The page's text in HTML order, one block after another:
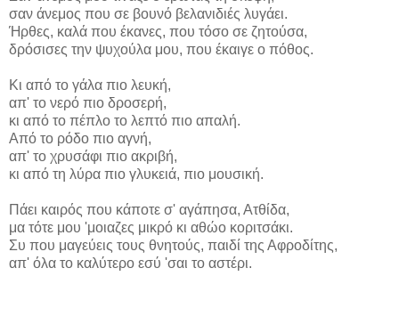
σαν άνεμος που σε βουνό βελανιδιές λυγάει.
Ήρθες, καλά που έκανες, που τόσο σε ζητούσα,
δρόσισες την ψυχούλα μου, που έκαιγε ο πόθος.
Κι από το γάλα πιο λευκή,
απ' το νερό πιο δροσερή,
κι από το πέπλο το λεπτό πιο απαλή.
Από το ρόδο πιο αγνή,
απ' το χρυσάφι πιο ακριβή,
κι από τη λύρα πιο γλυκειά, πιο μουσική.
Πάει καιρός που κάποτε σ' αγάπησα, Ατθίδα,
μα τότε μου 'μοιαζες μικρό κι αθώο κοριτσάκι.
Συ που μαγεύεις τους θνητούς, παιδί της Αφροδίτης,
απ' όλα το καλύτερο εσύ 'σαι το αστέρι.